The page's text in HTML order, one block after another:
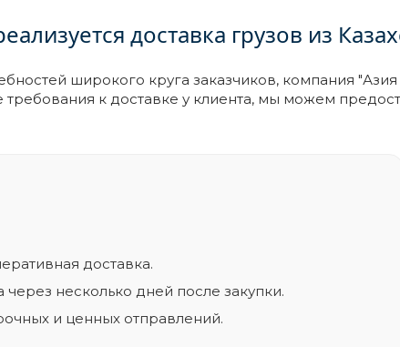
доставка грузов из
широкого круга заказчиков, компания
требования к доставке у клиента, мы можем
доставка.
через несколько дней после закупки.
и ценных отправлений.